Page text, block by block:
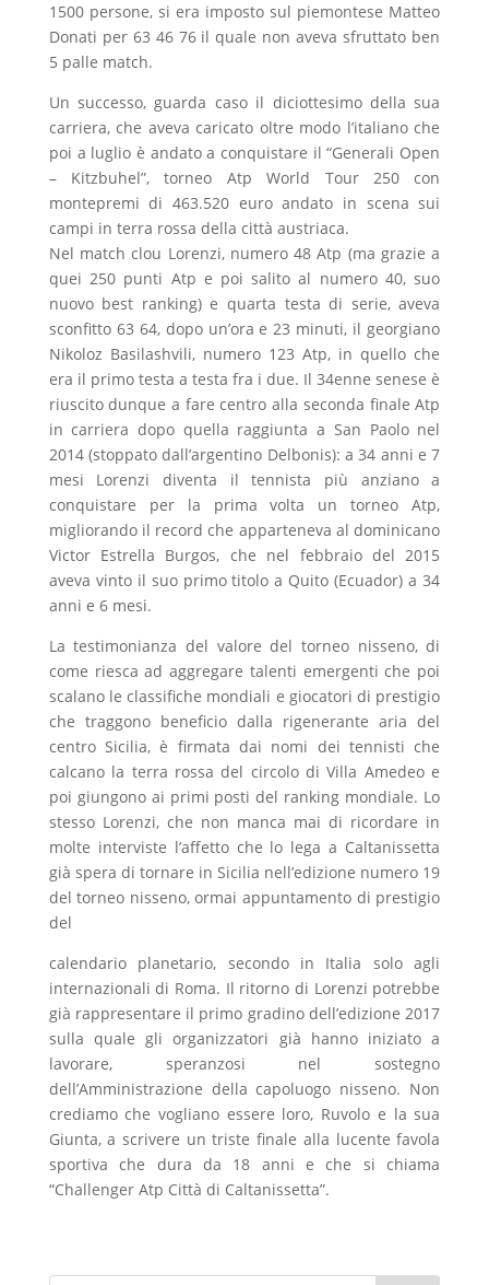
1500 persone, si era imposto sul piemontese Matteo
Donati per 63 46 76 il quale non aveva sfruttato ben
5 palle match.
Un successo, guarda caso il diciottesimo della sua
carriera, che aveva caricato oltre modo l’italiano che
poi a luglio è andato a conquistare il “Generali Open
– Kitzbuhel”, torneo Atp World Tour 250 con
montepremi di 463.520 euro andato in scena sui
campi in terra rossa della città austriaca.
Nel match clou Lorenzi, numero 48 Atp (ma grazie a
quei 250 punti Atp e poi salito al numero 40, suo
nuovo best ranking) e quarta testa di serie, aveva
sconfitto 63 64, dopo un’ora e 23 minuti, il georgiano
Nikoloz Basilashvili, numero 123 Atp, in quello che
era il primo testa a testa fra i due. Il 34enne senese è
riuscito dunque a fare centro alla seconda finale Atp
in carriera dopo quella raggiunta a San Paolo nel
2014 (stoppato dall’argentino Delbonis): a 34 anni e 7
mesi Lorenzi diventa il tennista più anziano a
conquistare per la prima volta un torneo Atp,
migliorando il record che apparteneva al dominicano
Victor Estrella Burgos, che nel febbraio del 2015
aveva vinto il suo primo titolo a Quito (Ecuador) a 34
anni e 6 mesi.
La testimonianza del valore del torneo nisseno, di
come riesca ad aggregare talenti emergenti che poi
scalano le classifiche mondiali e giocatori di prestigio
che traggono beneficio dalla rigenerante aria del
centro Sicilia, è firmata dai nomi dei tennisti che
calcano la terra rossa del circolo di Villa Amedeo e
poi giungono ai primi posti del ranking mondiale. Lo
stesso Lorenzi, che non manca mai di ricordare in
molte interviste l’affetto che lo lega a Caltanissetta
già spera di tornare in Sicilia nell’edizione numero 19
del torneo nisseno, ormai appuntamento di prestigio
del
calendario planetario, secondo in Italia solo agli
internazionali di Roma. Il ritorno di Lorenzi potrebbe
già rappresentare il primo gradino dell’edizione 2017
sulla quale gli organizzatori già hanno iniziato a
lavorare, speranzosi nel sostegno
dell’Amministrazione della capoluogo nisseno. Non
crediamo che vogliano essere loro, Ruvolo e la sua
Giunta, a scrivere un triste finale alla lucente favola
sportiva che dura da 18 anni e che si chiama
“Challenger Atp Città di Caltanissetta”.